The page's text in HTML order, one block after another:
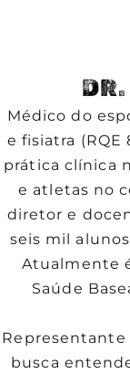
Médico do
e fisiatra (RQE
prática clínica
e atletas no
diretor e
seis mil
Atualmente
Saúde
busca